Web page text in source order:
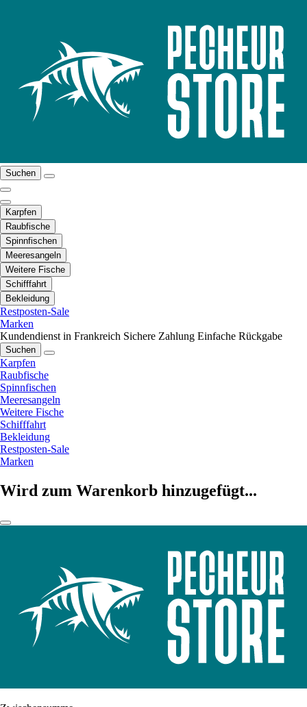
Suchen
Karpfen
Raubfische
Spinnfischen
Meeresangeln
Weitere Fische
Schifffahrt
Bekleidung
Restposten-Sale
Marken
Kundendienst in Frankreich Sichere Zahlung Einfache Rückgabe
Suchen
Karpfen
Raubfische
Spinnfischen
Meeresangeln
Weitere Fische
Schifffahrt
Bekleidung
Restposten-Sale
Marken
Wird zum Warenkorb hinzugefügt...